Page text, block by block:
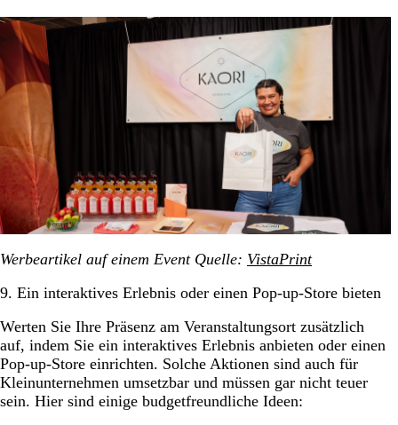
Werbeartikel auf einem Event Quelle: VistaPrint
9. Ein interaktives Erlebnis oder einen Pop-up-Store bieten
Werten Sie Ihre Präsenz am Veranstaltungsort zusätzlich
auf, indem Sie ein interaktives Erlebnis anbieten oder einen
Pop-up-Store einrichten. Solche Aktionen sind auch für
Kleinunternehmen umsetzbar und müssen gar nicht teuer
sein. Hier sind einige budgetfreundliche Ideen: